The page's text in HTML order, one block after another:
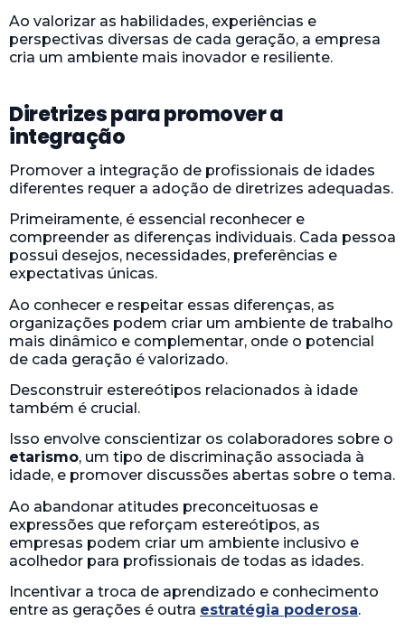
Ao valorizar as habilidades, experiências e
perspectivas diversas de cada geração, a empresa
cria um ambiente mais inovador e resiliente.
Diretrizes para promover a
integração
Promover a integração de profissionais de idades
diferentes requer a adoção de diretrizes adequadas.
Primeiramente, é essencial reconhecer e
compreender as diferenças individuais. Cada pessoa
possui desejos, necessidades, preferências e
expectativas únicas.
Ao conhecer e respeitar essas diferenças, as
organizações podem criar um ambiente de trabalho
mais dinâmico e complementar, onde o potencial
de cada geração é valorizado.
Desconstruir estereótipos relacionados à idade
também é crucial.
Isso envolve conscientizar os colaboradores sobre o
etarismo, um tipo de discriminação associada à
idade, e promover discussões abertas sobre o tema.
Ao abandonar atitudes preconceituosas e
expressões que reforçam estereótipos, as
empresas podem criar um ambiente inclusivo e
acolhedor para profissionais de todas as idades.
Incentivar a troca de aprendizado e conhecimento
entre as gerações é outra estratégia poderosa.